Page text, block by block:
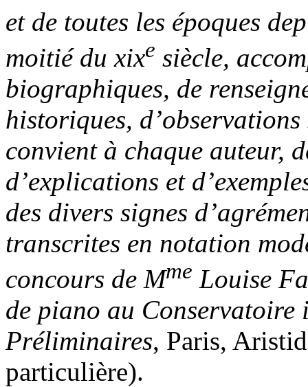
et de toutes les époques
moitié du xixe siècle,
biographiques, de
historiques,
convient à chaque auteur,
d’explications et
des divers signes
transcrites en notation
concours de Mme Louise
de piano au Conservatoire
Préliminaires, Paris,
particulière).